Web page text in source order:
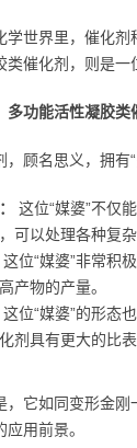
学世界里，催化
类催化剂，则是一
多功能活性凝胶类
顾名思义，拥有“
这位“媒婆”不仅
可以处理各种复
这位“媒婆”非常积
产物的产量。
这位“媒婆”的形态
剂具有更大的比
，它如同变形金
用前景。